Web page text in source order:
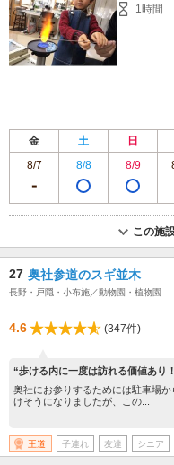
1時間
金 土 日
8/7
8/8 8/9
この施
27 奥社参道のスギ並木
長野・戸隠・小布施／動物園・植物園
4.6 (347件)
“歩ける内に一度は訪れる価値あり
奥社にお参りするためには駐車場
けそうになりましたが、この...
王道 子連れ 友達 シニア